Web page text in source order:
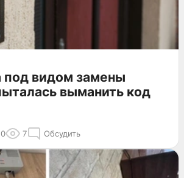
видом замены
выманить код
7 Обсудить